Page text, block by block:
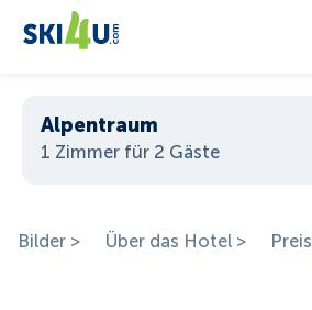
Alpentraum
1 Zimmer für 2 Gäste
Bilder > Über das Hotel >